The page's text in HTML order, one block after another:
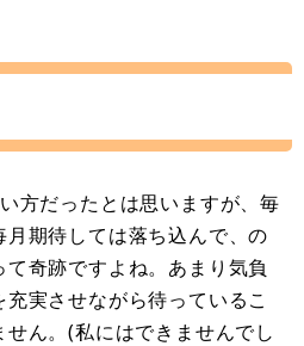
方だったとは思いますが、毎
期待しては落ち込んで、の
奇跡ですよね。あまり気負
実させながら待っているこ
ん。(私にはできませんでし